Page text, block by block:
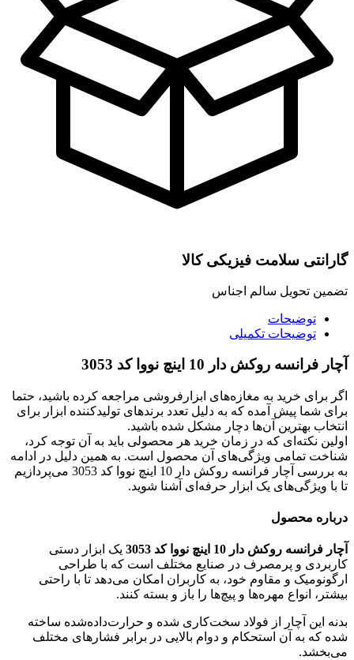
گارانتی سلامت فیزیکی کالا
تضمین تحویل سالم اجناس
توضیحات
توضیحات تکمیلی
آچار فرانسه روکش دار 10 اینچ نووا کد 3053
اگر برای خرید به مغازه‌های ابزارفروشی مراجعه کرده باشید، حتما
برای شما پیش آمده که به دلیل تعدد برندهای تولیدکننده ابزار برای
انتخاب بهترین آن‌ها دچار مشکل شده باشید.
اولین نکته‌ای که در زمان خرید هر محصولی باید به آن توجه کرد،
شناخت تمامی ویژگی‌های آن محصول است. به همین دلیل در ادامه
به بررسی آچار فرانسه روکش دار 10 اینچ نووا کد 3053 می‌پردازیم
تا با ویژگی‌های یک ابزار حرفه‌ای آشنا شوید.
درباره محصول
آچار فرانسه روکش دار 10 اینچ نووا کد 3053
یک ابزار دستی
کاربردی و پرمصرف در صنایع مختلف است که با طراحی
ارگونومیک و مقاوم خود، به کاربران امکان می‌دهد تا با راحتی
بیشتر، انواع مهره‌ها و پیچ‌ها را باز و بسته کنند.
بدنه این آچار از فولاد سخت‌کاری شده و حرارت‌داده‌شده ساخته
شده که به آن استحکام و دوام بالایی در برابر فشارهای مختلف
می‌بخشد.